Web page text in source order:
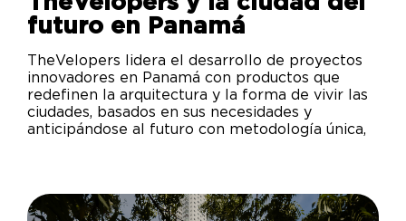
futuro en Panamá
TheVelopers lidera el desarrollo de proyectos
innovadores en Panamá con productos que
redefinen la arquitectura y la forma de vivir las
ciudades, basados en sus necesidades y
anticipándose al futuro con metodología única,